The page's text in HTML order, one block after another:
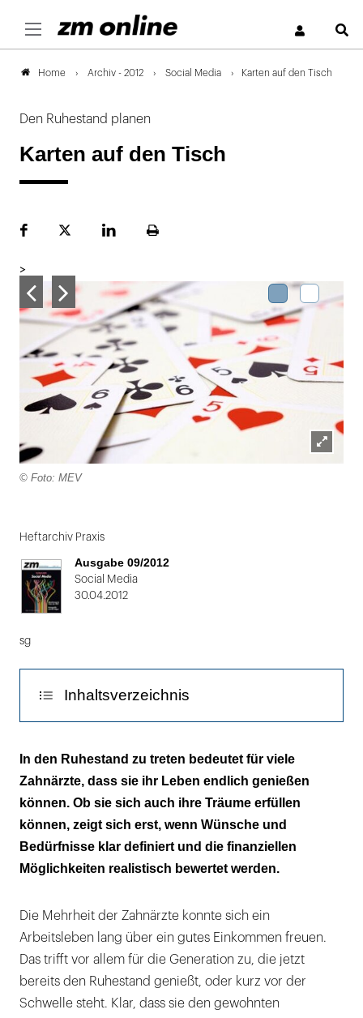
Home Archiv - 2012 Social Media Karten auf den Tisch
Den Ruhestand planen
Karten auf den Tisch
FacebookPlattformLinekdInSeite
>
Lightbox
© Foto: MEV
1
von
2
Heftarchiv Praxis
Ausgabe 09/2012
Social Media
30.04.2012
sg
Inhaltsverzeichnis
Ehrliche Finanzaufstellung erforderlich
Ausgaben höchst individuell
Rat vom Finanzberater in Erwägung ziehen
In den Ruhestand zu treten bedeutet für viele
Zahnärzte, dass sie ihr Leben endlich genießen
können. Ob sie sich auch ihre Träume erfüllen
können, zeigt sich erst, wenn Wünsche und
Bedürfnisse klar definiert und die finanziellen
Möglichkeiten realistisch bewertet werden.
Die Mehrheit der Zahnärzte konnte sich ein
Arbeitsleben lang über ein gutes Einkommen freuen.
Das trifft vor allem für die Generation zu, die jetzt
bereits den Ruhestand genießt, oder kurz vor der
Schwelle steht. Klar, dass sie den gewohnten